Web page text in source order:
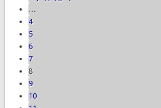
…
4
5
6
7
8
9
10